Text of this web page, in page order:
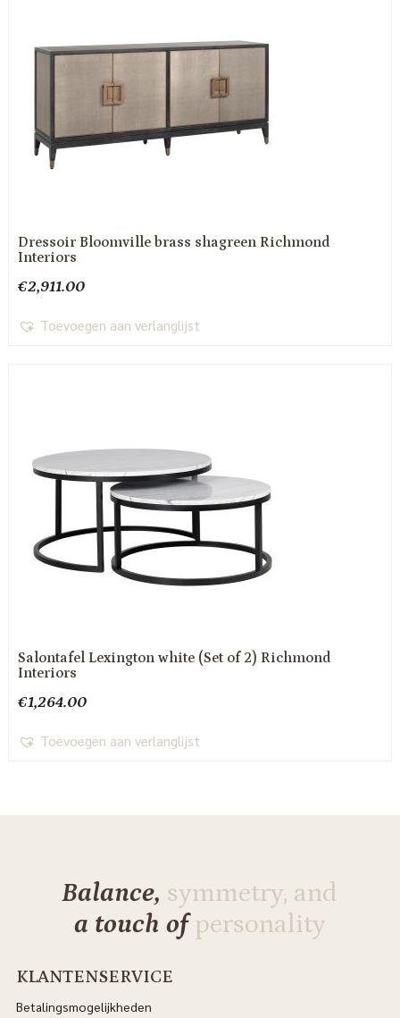
Dressoir Bloomville brass shagreen Richmond
Interiors
€2,911.00
Toevoegen aan verlanglijst
Salontafel Lexington white (Set of 2) Richmond
Interiors
€1,264.00
Toevoegen aan verlanglijst
Balance, symmetry, and
a touch ofpersonality
KLANTENSERVICE
Betalingsmogelijkheden